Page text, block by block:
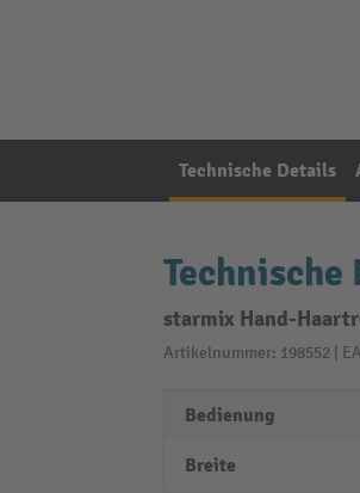
Technische Details
starmix Hand-
Artikelnummer: 198552 |
Bedienung
Breite